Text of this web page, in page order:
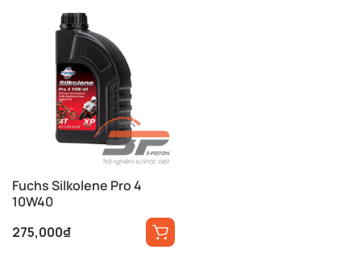
Fuchs Silkolene Pro 4
10W40
275,000₫